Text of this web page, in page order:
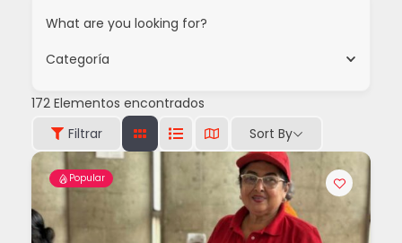
What are you looking for?
Categoría
172 Elementos encontrados
Filtrar
Sort By
Popular